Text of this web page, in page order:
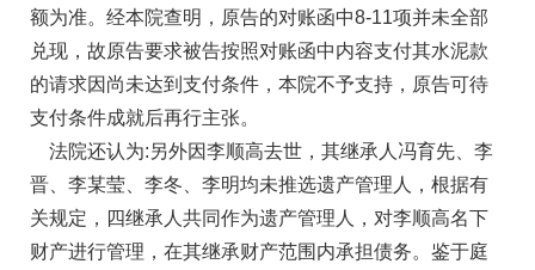
额为准。经本院查明，原告的对账函中8-11项并未全部
兑现，故原告要求被告按照对账函中内容支付其水泥款
的请求因尚未达到支付条件，本院不予支持，原告可待
支付条件成就后再行主张。
法院还认为:另外因李顺高去世，其继承人冯育先、李
晋、李某莹、李冬、李明均未推选遗产管理人，根据有
关规定，四继承人共同作为遗产管理人，对李顺高名下
财产进行管理，在其继承财产范围内承担债务。鉴于庭